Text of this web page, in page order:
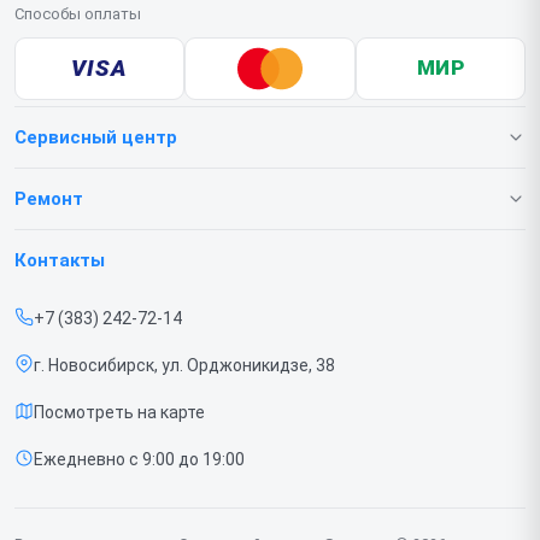
Способы оплаты
VISA МИР
Сервисный центр
О нашем сервисе
Срочный ремонт
Доставка и способы оплаты
Диагностика
Контакты
Ремонт
Телефонов
Контакты
+7 (383) 242-72-14
г. Новосибирск, ул. Орджоникидзе, 38
Посмотреть на карте
Ежедневно с 9:00 до 19:00